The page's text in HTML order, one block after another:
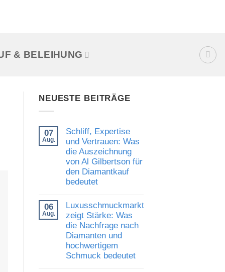
& BELEIHUNG
NEUESTE BEITRÄGE
07
Aug.
Schliff, Expertise
und Vertrauen: Was
die Auszeichnung
von Al Gilbertson für
den Diamantkauf
bedeutet
zu
Schliff,
Expertise
und
Vertrauen:
Was
die
Auszeichnung
06
Aug.
Luxusschmuckmarkt
zeigt Stärke: Was
die Nachfrage nach
Diamanten und
hochwertigem
Schmuck bedeutet